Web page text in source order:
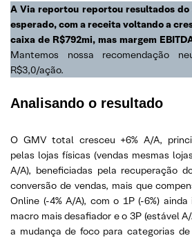
A Via reportou reportou resultados do
esperado, com a receita voltando a
caixa de R$792mi, mas margem
Mantemos nossa recomendação
R$3,0/ação.
Analisando o resultado
O GMV total cresceu +6% A/A,
pelas lojas físicas (vendas mesmas
A/A), beneficiadas pela recuperação
conversão de vendas, mais que
Online (-4% A/A), com o 1P (-6%)
macro mais desafiador e o 3P (estável
a mudança de foco para categorias